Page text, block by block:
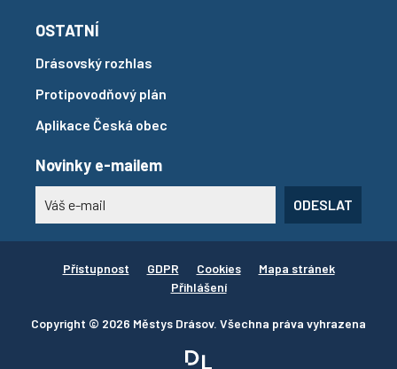
OSTATNÍ
Drásovský rozhlas
Protipovodňový plán
Aplikace Česká obec
Novinky e-mailem
ODESLAT
Copyright © 2026 Městys Drásov. Všechna práva vyhrazena
Přístupnost GDPR Cookies
Mapa stránek
Přihlášení